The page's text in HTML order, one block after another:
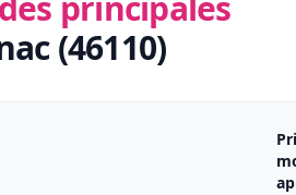
(46110)